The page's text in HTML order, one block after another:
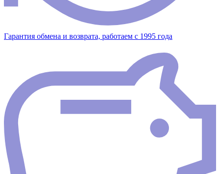
Гарантия обмена и возврата, работаем с 1995 года